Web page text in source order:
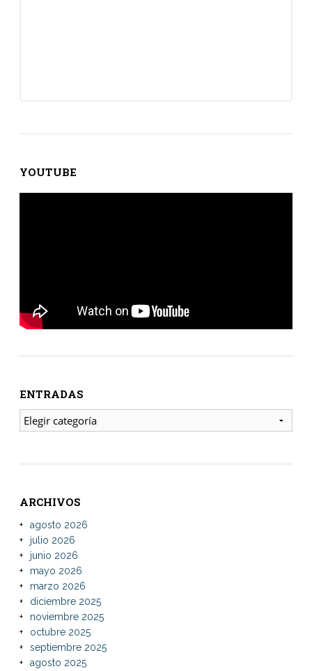
YOUTUBE
ENTRADAS
ENTRADAS
ARCHIVOS
agosto 2026
julio 2026
junio 2026
mayo 2026
marzo 2026
diciembre 2025
noviembre 2025
octubre 2025
septiembre 2025
agosto 2025